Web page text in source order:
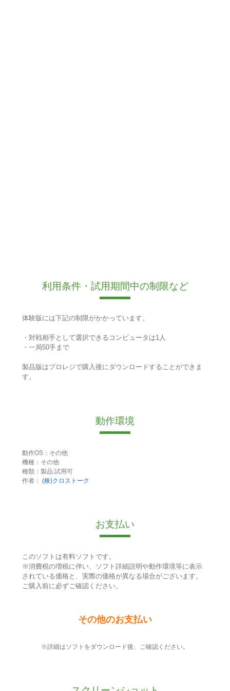
利用条件・試用期間中の制限など
体験版には下記の制限がかかっています。
・対戦相手として選択できるコンピュータは1人
・一局50手まで
製品版はプロレジで購入後にダウンロードすることができま
す。
動作環境
動作OS：その他
機種：その他
種類：製品:試用可
作者： (株)クロストーク
お支払い
このソフトは有料ソフトです。
※消費税の増税に伴い、ソフト詳細説明や動作環境等に表示
されている価格と、実際の価格が異なる場合がございます。
ご購入前に必ずご確認ください。
その他のお支払い
※詳細はソフトをダウンロード後、ご確認ください。